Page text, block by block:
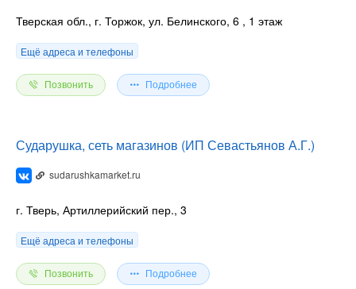
Тверская обл., г. Торжок, ул. Белинского, 6 , 1 этаж
Ещё адреса и телефоны
Позвонить Подробнее
Сударушка, сеть магазинов (ИП Севастьянов А.Г.)
sudarushkamarket.ru
г. Тверь, Артиллерийский пер., 3
Ещё адреса и телефоны
Позвонить Подробнее